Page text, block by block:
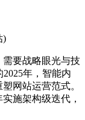
)
要战略眼光与技
年，智能内
网站运营范式。
施架构级迭代，